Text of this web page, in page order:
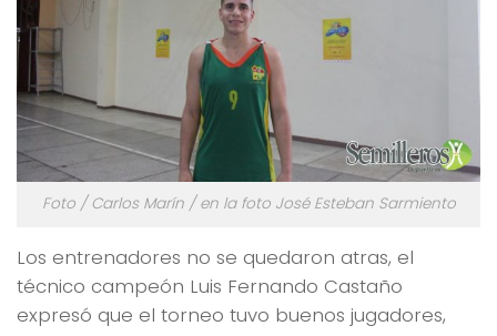
Foto / Carlos Marín / en la foto José Esteban Sarmiento
Los entrenadores no se quedaron atras, el
técnico campeón Luis Fernando Castaño
expresó que el torneo tuvo buenos jugadores,